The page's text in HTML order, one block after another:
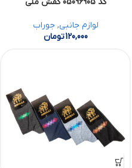
لوازم جانبی,جوراب
120,000تومان